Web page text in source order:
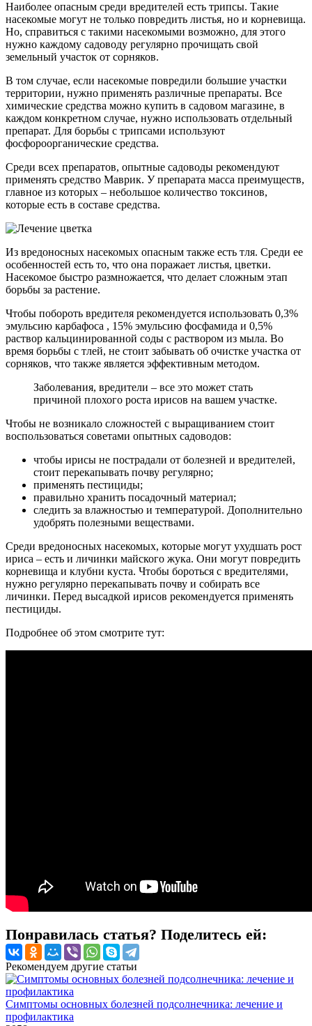
Наиболее опасным среди вредителей есть трипсы. Такие
насекомые могут не только повредить листья, но и корневища.
Но, справиться с такими насекомыми возможно, для этого
нужно каждому садоводу регулярно прочищать свой
земельный участок от сорняков.
В том случае, если насекомые повредили большие участки
территории, нужно применять различные препараты. Все
химические средства можно купить в садовом магазине, в
каждом конкретном случае, нужно использовать отдельный
препарат. Для борьбы с трипсами используют
фосфороорганические средства.
Среди всех препаратов, опытные садоводы рекомендуют
применять средство Маврик. У препарата масса преимуществ,
главное из которых – небольшое количество токсинов,
которые есть в составе средства.
Из вредоносных насекомых опасным также есть тля. Среди ее
особенностей есть то, что она поражает листья, цветки.
Насекомое быстро размножается, что делает сложным этап
борьбы за растение.
Чтобы побороть вредителя рекомендуется использовать 0,3%
эмульсию карбафоса , 15% эмульсию фосфамида и 0,5%
раствор кальцинированной соды с раствором из мыла. Во
время борьбы с тлей, не стоит забывать об очистке участка от
сорняков, что также является эффективным методом.
Заболевания, вредители – все это может стать
причиной плохого роста ирисов на вашем участке.
Чтобы не возникало сложностей с выращиванием стоит
воспользоваться советами опытных садоводов:
чтобы ирисы не пострадали от болезней и вредителей,
стоит перекапывать почву регулярно;
применять пестициды;
правильно хранить посадочный материал;
следить за влажностью и температурой. Дополнительно
удобрять полезными веществами.
Среди вредоносных насекомых, которые могут ухудшать рост
ириса – есть и личинки майского жука. Они могут повредить
корневища и клубни куста. Чтобы бороться с вредителями,
нужно регулярно перекапывать почву и собирать все
личинки. Перед высадкой ирисов рекомендуется применять
пестициды.
Подробнее об этом смотрите тут:
Понравилась статья? Поделитесь ей:
Рекомендуем другие статьи
Симптомы основных болезней подсолнечника: лечение и
профилактика